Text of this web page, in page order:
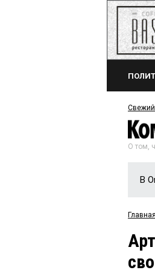
О том,
В
Главная